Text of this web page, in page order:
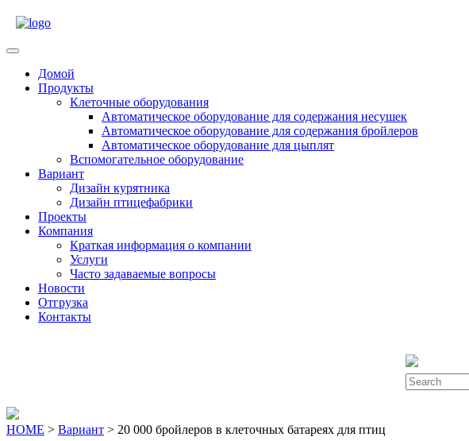
Open
Домой
Продукты
Клеточные оборудования
Автоматическое оборудование для содержания несушек
Автоматическое оборудование для содержания бройлеров
Автоматическое оборудование для цыплят
Вспомогательное оборудование
Вариант
Дизайн курятника
Дизайн птицефабрики
Проекты
Компания
Краткая информация о компании
Услуги
Часто задаваемые вопросы
Новости
Отгрузка
Контакты
Search
for:
HOME > Вариант > 20 000 бройлеров в клеточных батареях для птиц